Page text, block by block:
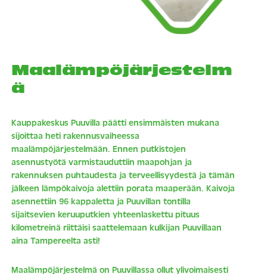
Maalämpöjärjestelm
ä
Kauppakeskus Puuvilla päätti ensimmäisten mukana
sijoittaa heti rakennusvaiheessa
maalämpöjärjestelmään. Ennen putkistojen
asennustyötä varmistauduttiin maapohjan ja
rakennuksen puhtaudesta ja terveellisyydestä ja tämän
jälkeen lämpökaivoja alettiin porata maaperään. Kaivoja
asennettiin 96 kappaletta ja Puuvillan tontilla
sijaitsevien keruuputkien yhteenlaskettu pituus
kilometreinä riittäisi saattelemaan kulkijan Puuvillaan
aina Tampereelta asti!
Maalämpöjärjestelmä on Puuvillassa ollut ylivoimaisesti